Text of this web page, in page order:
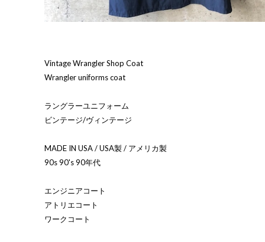
Vintage Wrangler Shop Coat
Wrangler uniforms coat
ラングラーユニフォーム
ビンテージ/ヴィンテージ
MADE IN USA / USA製 / アメリカ製
90s 90's 90年代
エンジニアコート
アトリエコート
ワークコート